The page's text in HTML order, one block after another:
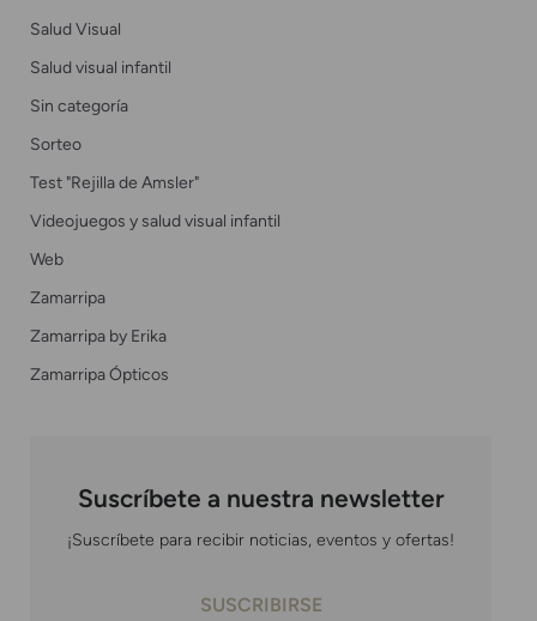
Salud Visual
Salud visual infantil
Sin categoría
Sorteo
Test "Rejilla de Amsler"
Videojuegos y salud visual infantil
Web
Zamarripa
Zamarripa by Erika
Zamarripa Ópticos
Suscríbete a nuestra newsletter
¡Suscríbete para recibir noticias, eventos y ofertas!
SUSCRIBIRSE